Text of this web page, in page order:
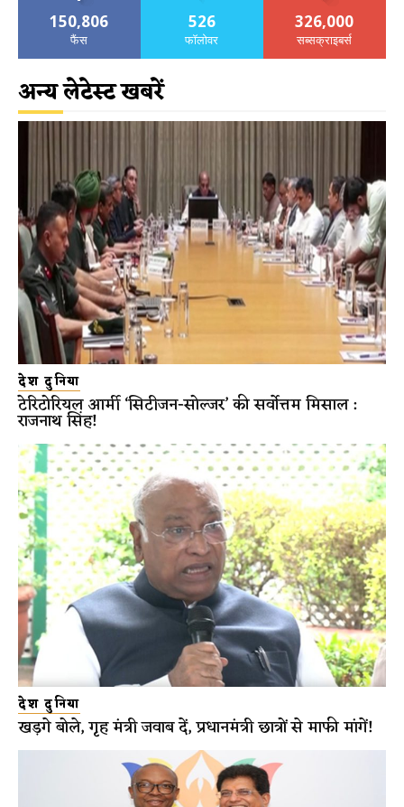
150,806
फैंस
526
फॉलोवर
326,000
सब्सक्राइबर्स
अन्य लेटेस्ट खबरें
देश दुनिया
टेरिटोरियल आर्मी ‘सिटीजन-सोल्जर’ की सर्वोत्तम मिसाल :
राजनाथ सिंह!
देश दुनिया
खड़गे बोले, गृह मंत्री जवाब दें, प्रधानमंत्री छात्रों से माफी मांगें!